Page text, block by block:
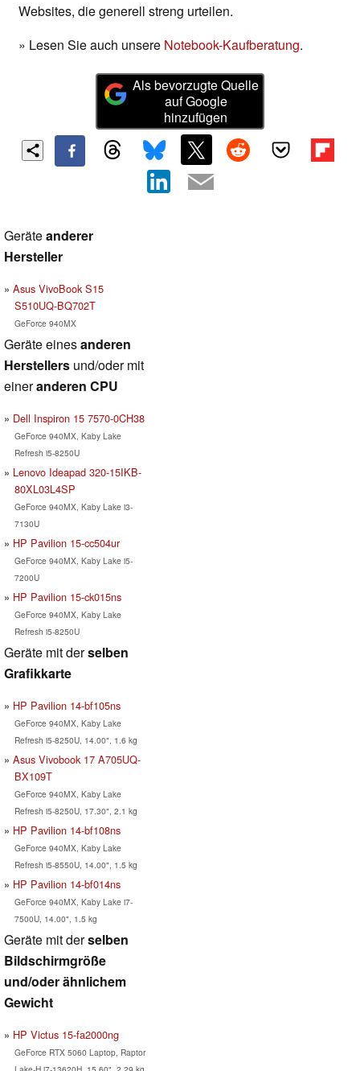
Websites, die generell streng urteilen.
» Lesen Sie auch unsere Notebook-Kaufberatung.
Als bevorzugte Quelle
auf Google
hinzufügen
Geräteanderer
Hersteller
Asus VivoBook S15
S510UQ-BQ702T
GeForce 940MX
Geräte einesanderen
Herstellers und/oder mit
eineranderen CPU
Dell Inspiron 15 7570-0CH38
GeForce 940MX, Kaby Lake
Refresh i5-8250U
Lenovo Ideapad 320-15IKB-
80XL03L4SP
GeForce 940MX, Kaby Lake i3-
7130U
HP Pavilion 15-cc504ur
GeForce 940MX, Kaby Lake i5-
7200U
HP Pavilion 15-ck015ns
GeForce 940MX, Kaby Lake
Refresh i5-8250U
Geräte mit derselben
Grafikkarte
HP Pavilion 14-bf105ns
GeForce 940MX, Kaby Lake
Refresh i5-8250U, 14.00", 1.6 kg
Asus Vivobook 17 A705UQ-
BX109T
GeForce 940MX, Kaby Lake
Refresh i5-8250U, 17.30", 2.1 kg
HP Pavilion 14-bf108ns
GeForce 940MX, Kaby Lake
Refresh i5-8550U, 14.00", 1.5 kg
HP Pavilion 14-bf014ns
GeForce 940MX, Kaby Lake i7-
7500U, 14.00", 1.5 kg
Geräte mit derselben
Bildschirmgröße
und/oder ähnlichem
Gewicht
HP Victus 15-fa2000ng
GeForce RTX 5060 Laptop, Raptor